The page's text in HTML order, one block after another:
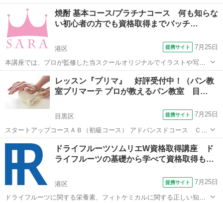
も添えた分かりやすいテキスト使用しています。 そのため、全く知識
が無い方からでも問題なく学ぶことができます。 プラチナコースの場
合、ご卒業と同時に資格が取得でき、...
カクテル
焼酎 基本コース/プラチナコース 何も知らな
い初心者の方でも資格取得までバッチ…
港区 提携サイト 7月25日
本講座では、プロが監修した当スクールオリジナルでイラストや写真
も添えた分かりやすいテキスト使用しています。 そのため、全く知識
が無い方からでも問題なく学ぶことができます。 プラチナコースの場
合、ご卒業と同時に資格が取得でき、...
港区
レッスン『プリマ』 好評受付中！（パン教
室プリマーテ プロが教えるパン教室 目…
目黒区 提携サイト 7月25日
スタートアップコースＡＢ（初級コース） アドバンスドコース ＣＤ
（中級コース） 生地の扱い、技術、一番難しいのが発酵などの見極
め。そしてそれらは知識、理論、製法理解の裏付けがなければ身に付
きません。 それらを様々なパンを作り...
東京 目黒区 パン
ドライフルーツソムリエW資格取得講座 ド
ライフルーツの基礎から学べて資格取得も…
港区 提携サイト 7月25日
ドライフルーツに関する栄養素、フィトケミカルに関する正しい知識